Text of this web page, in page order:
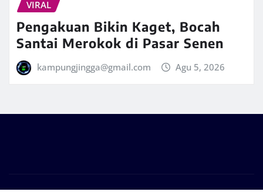
VIRAL
Pengakuan Bikin Kaget, Bocah
Santai Merokok di Pasar Senen
kampungjingga@gmail.com Agu 5, 2026